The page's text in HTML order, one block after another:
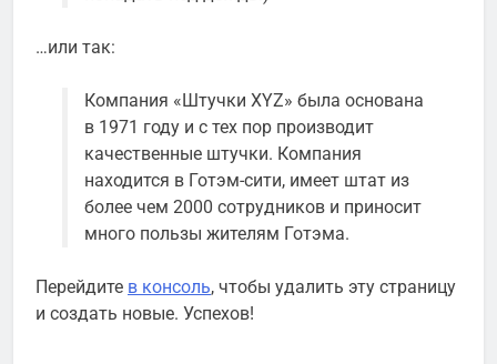
…или так:
Компания «Штучки XYZ» была основана
в 1971 году и с тех пор производит
качественные штучки. Компания
находится в Готэм-сити, имеет штат из
более чем 2000 сотрудников и приносит
много пользы жителям Готэма.
Перейдите в консоль, чтобы удалить эту страницу
и создать новые. Успехов!